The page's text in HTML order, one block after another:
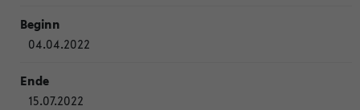
04.04.2022
15.07.2022